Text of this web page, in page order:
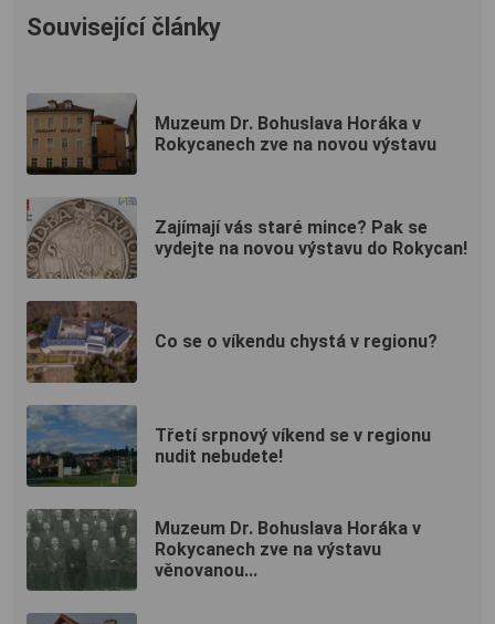
Související články
Muzeum Dr. Bohuslava Horáka v
Rokycanech zve na novou výstavu
Zajímají vás staré mince? Pak se
vydejte na novou výstavu do Rokycan!
Co se o víkendu chystá v regionu?
Třetí srpnový víkend se v regionu
nudit nebudete!
Muzeum Dr. Bohuslava Horáka v
Rokycanech zve na výstavu
věnovanou...